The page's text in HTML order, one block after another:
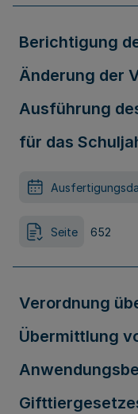
Berichtigung
Änderung der
Ausführung
für das
Seite 652
Verordnung
Übermittlung